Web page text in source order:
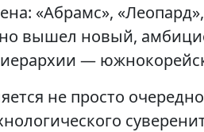
«Абрамс»,
вышел новый,
—
не просто